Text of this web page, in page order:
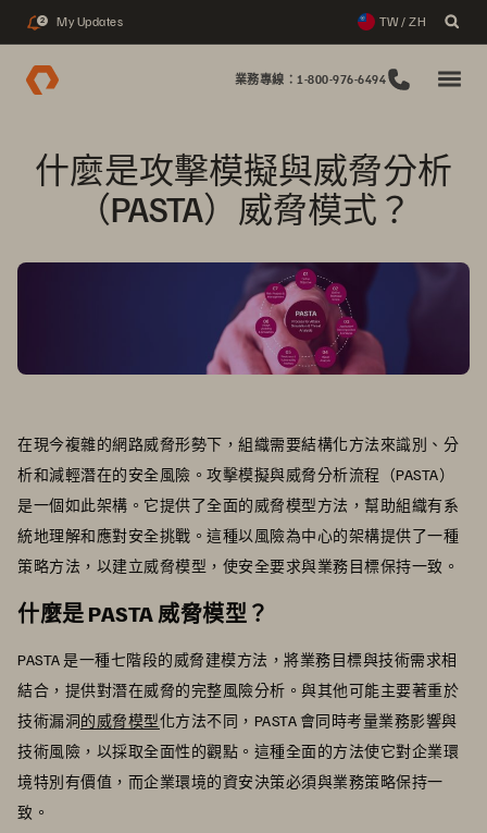
2 My Updates TW / ZH
業務專線：1-800-976-6494
什麼是攻擊模擬與威脅分析
（PASTA）威脅模式？
在現今複雜的網路威脅形勢下，組織需要結構化方法來識別、分
析和減輕潛在的安全風險。攻擊模擬與威脅分析流程（PASTA）
是一個如此架構。它提供了全面的威脅模型方法，幫助組織有系
統地理解和應對安全挑戰。這種以風險為中心的架構提供了一種
策略方法，以建立威脅模型，使安全要求與業務目標保持一致。
什麼是 PASTA 威脅模型？
PASTA 是一種七階段的威脅建模方法，將業務目標與技術需求相
結合，提供對潛在威脅的完整風險分析。與其他可能主要著重於
技術漏洞的威脅模型化方法不同，PASTA 會同時考量業務影響與
技術風險，以採取全面性的觀點。這種全面的方法使它對企業環
境特別有價值，而企業環境的資安決策必須與業務策略保持一
致。